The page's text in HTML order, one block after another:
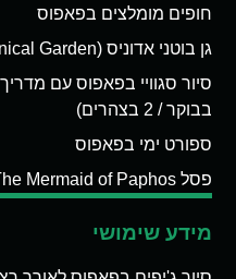
חופים מומלצים בפאפוס
גן בוטני אדוניס (Adonis Botanical Garden) בפאפוס
בבוקר / 2 בצהרים)
ספורט ימי בפאפוס
פסל The Mermaid of Paphos – בת הים של פאפוס.
מידע שימושי